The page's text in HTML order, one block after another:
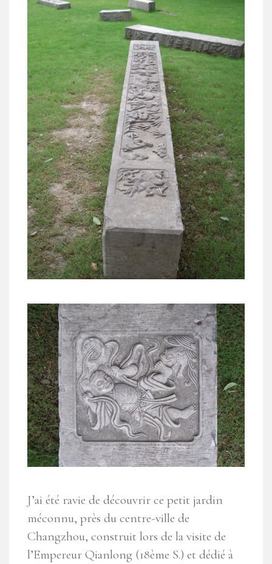
J’ai été ravie de découvrir ce petit jardin
méconnu, près du centre-ville de
Changzhou, construit lors de la visite de
l’Empereur Qianlong (18ème S.) et dédié à